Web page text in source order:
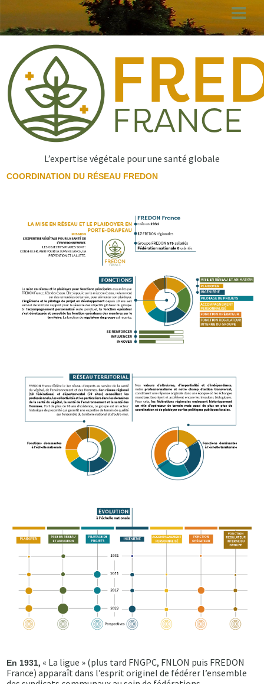
au
principal
L’expertise végétale pour une santé globale
COORDINATION DU RÉSEAU FREDON
En 1931, « La ligue » (plus tard FNGPC, FNLON puis FREDON
France) apparaît dans l’esprit originel de fédérer l’ensemble